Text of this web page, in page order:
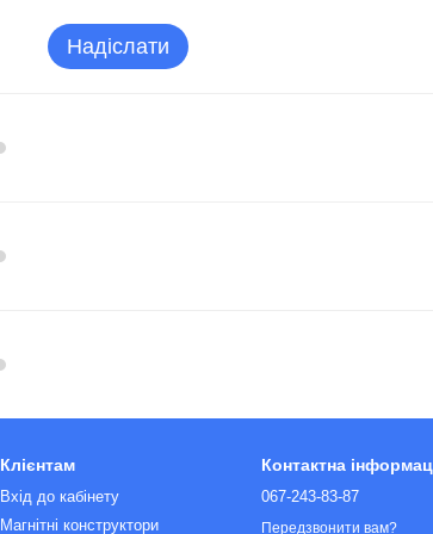
Надіслати
Клієнтам
Вхід до кабінету
Магнітні конструктори
Контактна
067-243-83-87
Передзвонити вам?